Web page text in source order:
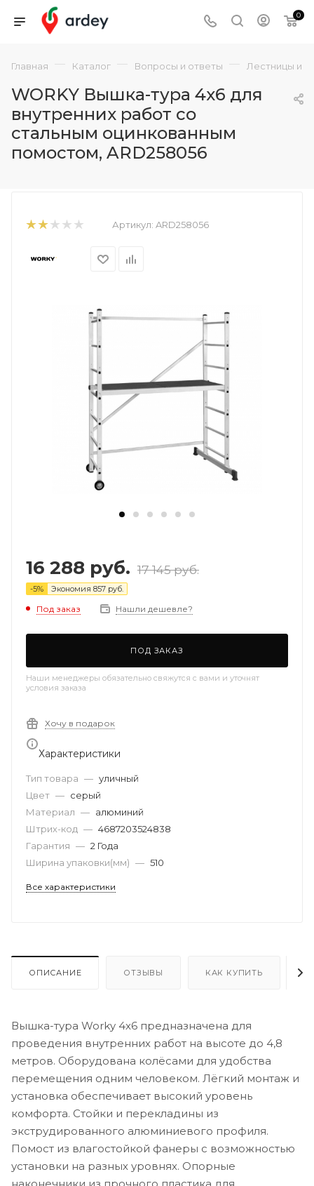
0
Главная — Каталог — Вопросы и ответы — Лестницы и
WORKY Вышка-тура 4х6 для
внутренних работ со
стальным оцинкованным
помостом, ARD258056
Артикул: ARD258056
16 288 руб. 17 145руб.
-5% Экономия 857 руб.
Под заказ Нашли дешевле?
ПОД ЗАКАЗ
Наши менеджеры обязательно свяжутся с вами и уточнят
условия заказа
Хочу в подарок
Характеристики
Тип товара — уличный
Цвет — серый
Материал — алюминий
Штрих-код — 4687203524838
Гарантия — 2 Года
Ширина упаковки(мм) — 510
Все характеристики
ОПИСАНИЕ ОТЗЫВЫ КАК КУПИТЬ
Вышка-тура Worky 4х6 предназначена для
проведения внутренних работ на высоте до 4,8
метров. Оборудована колёсами для удобства
перемещения одним человеком. Лёгкий монтаж и
установка обеспечивает высокий уровень
комфорта. Стойки и перекладины из
экструдированного алюминиевого профиля.
Помост из влагостойкой фанеры с возможностью
установки на разных уровнях. Опорные